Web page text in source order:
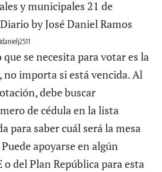
se necesita para votar es la
no importa si está vencida. Al
debe buscar
de cédula en la lista
para saber cuál será la mesa
apoyarse en algún
del Plan República para esta